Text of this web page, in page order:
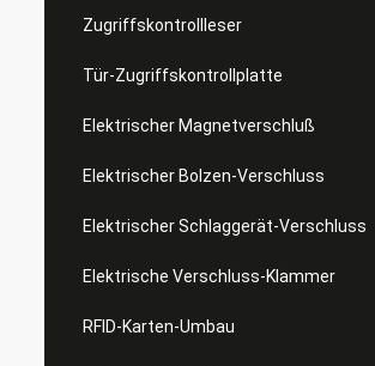
Zugriffskontrollleser
Tür-Zugriffskontrollplatte
Elektrischer Magnetverschluß
Elektrischer Bolzen-Verschluss
Elektrischer Schlaggerät-Verschluss
Elektrische Verschluss-Klammer
RFID-Karten-Umbau